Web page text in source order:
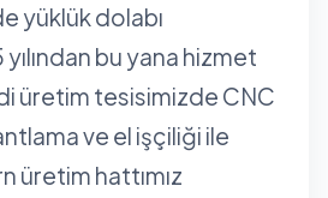
yüklük dolabı
yılından bu yana hizmet
üretim tesisimizde CNC
ve el işçiliği ile
üretim hattımız